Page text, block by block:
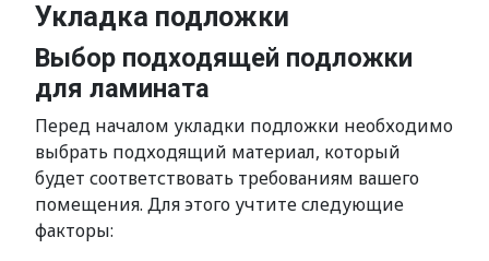
Укладка подложки
Выбор подходящей подложки
для ламината
Перед началом укладки подложки необходимо
выбрать подходящий материал, который
будет соответствовать требованиям вашего
помещения. Для этого учтите следующие
факторы: